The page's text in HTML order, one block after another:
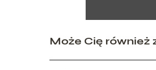
Może Cię również